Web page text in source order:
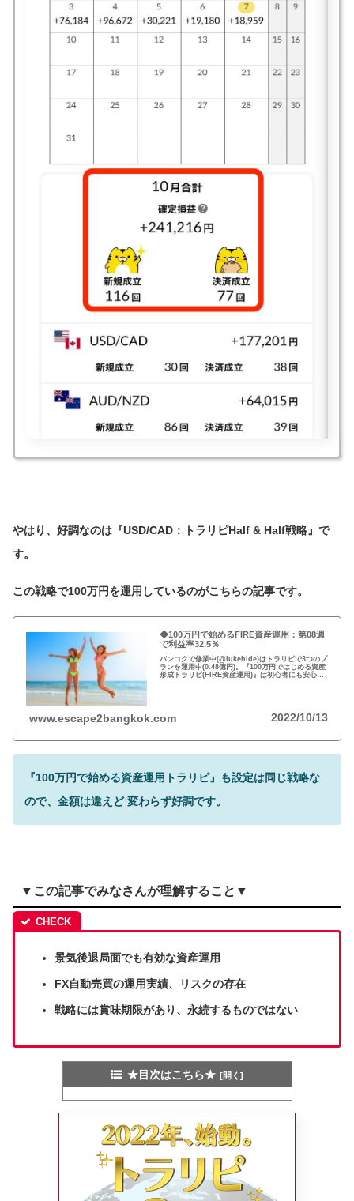
やはり、好調なのは『USD/CAD：トラリピHalf & Half戦略』で
す。
この戦略で100万円を運用しているのがこちらの記事です。
◆100万円で始めるFIRE資産運用：第08週
で利益率32.5％
バンコクで修業中(@lukehide)はトラリピで3つのプ
ランを運用中(0.48億円)。『100万円ではじめる資産
形成トラリピ(FIRE資産運用)』は初心者にも安心な
www.escape2bangkok.com 2022/10/13
『100万円で始める資産運用トラリピ』も設定は同じ戦略な
ので、金額は違えど 変わらず好調です。
▼この記事でみなさんが理解すること▼
景気後退局面でも有効な資産運用
FX自動売買の運用実績、リスクの存在
戦略には賞味期限があり、永続するものではない
★目次はこちら★